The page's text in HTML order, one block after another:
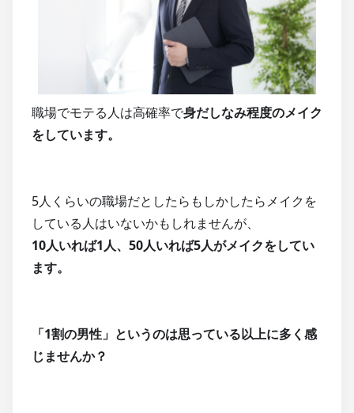
職場でモテる人は高確率で身だしなみ程度のメイク
をしています。
5人くらいの職場だとしたらもしかしたらメイクを
している人はいないかもしれませんが、
10人いれば1人、50人いれば5人がメイクをしてい
ます。
「1割の男性」というのは思っている以上に多く感
じませんか？